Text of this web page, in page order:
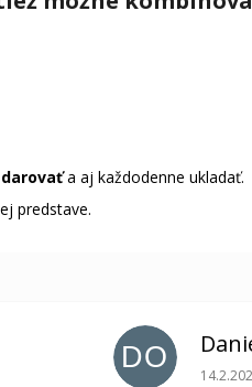
darovaťa aj každodenne ukladať.
predstave.
5 z 5 hviezdičiek.DO